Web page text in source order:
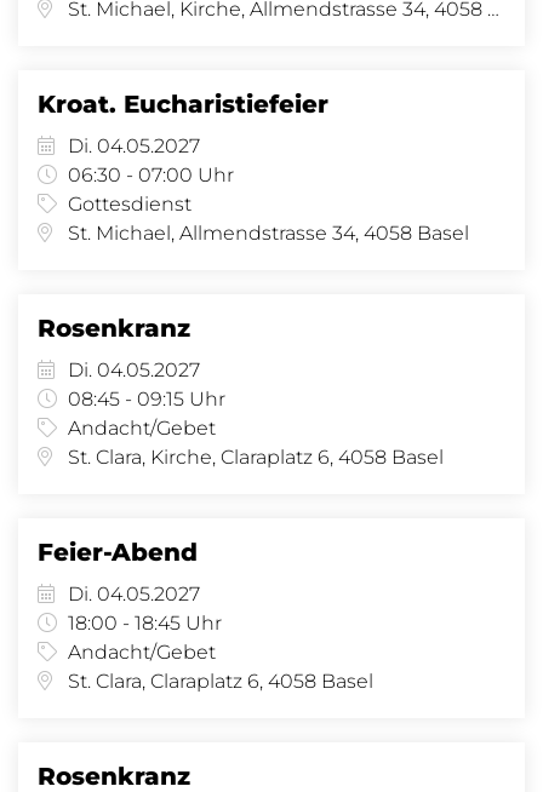
St. Michael, Kirche, Allmendstrasse 34, 4058 Basel
Kroat. Eucharistiefeier
Di. 04.05.2027
06:30 - 07:00 Uhr
Gottesdienst
St. Michael, Allmendstrasse 34, 4058 Basel
Rosenkranz
Di. 04.05.2027
08:45 - 09:15 Uhr
Andacht/Gebet
St. Clara, Kirche, Claraplatz 6, 4058 Basel
Feier-Abend
Di. 04.05.2027
18:00 - 18:45 Uhr
Andacht/Gebet
St. Clara, Claraplatz 6, 4058 Basel
Rosenkranz